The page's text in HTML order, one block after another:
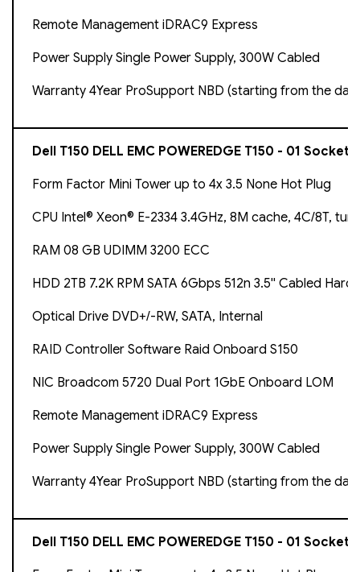
Remote Management iDRAC9 Express
Power Supply Single Power Supply, 300W Cabled
Warranty 4Year ProSupport NBD (starting from the
Dell T150 DELL EMC POWEREDGE T150 - 01 Socket
Form Factor Mini Tower up to 4x 3.5 None Hot Plug
CPU Intel® Xeon® E-2334 3.4GHz, 8M cache, 4C/8T,
RAM 08 GB UDIMM 3200 ECC
HDD 2TB 7.2K RPM SATA 6Gbps 512n 3.5'' Cabled Hard
Optical Drive DVD+/-RW, SATA, Internal
RAID Controller Software Raid Onboard S150
NIC Broadcom 5720 Dual Port 1GbE Onboard LOM
Remote Management iDRAC9 Express
Power Supply Single Power Supply, 300W Cabled
Warranty 4Year ProSupport NBD (starting from the
Dell T150 DELL EMC POWEREDGE T150 - 01 Socket